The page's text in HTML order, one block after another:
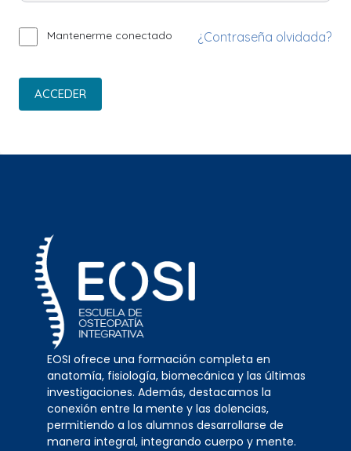
Mantenerme conectado ¿Contraseña olvidada?
ACCEDER
EOSI ofrece una formación completa en
anatomía, fisiología, biomecánica y las últimas
investigaciones. Además, destacamos la
conexión entre la mente y las dolencias,
permitiendo a los alumnos desarrollarse de
manera integral, integrando cuerpo y mente.